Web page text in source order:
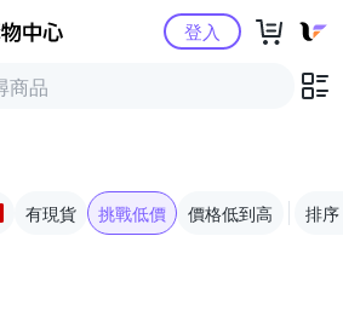
Yahoo購物中心登入
有現貨 挑戰低價 價格低到高 排序